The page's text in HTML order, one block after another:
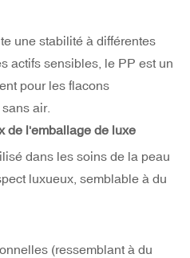
une stabilité à différentes
actifs sensibles, le PP est un
pour les flacons
air.
de l'emballage de luxe
dans les soins de la peau
luxueux, semblable à du
(ressemblant à du